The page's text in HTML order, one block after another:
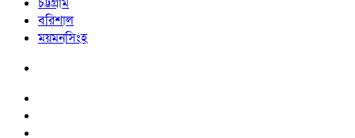
বরিশাল
ময়মনসিংহ